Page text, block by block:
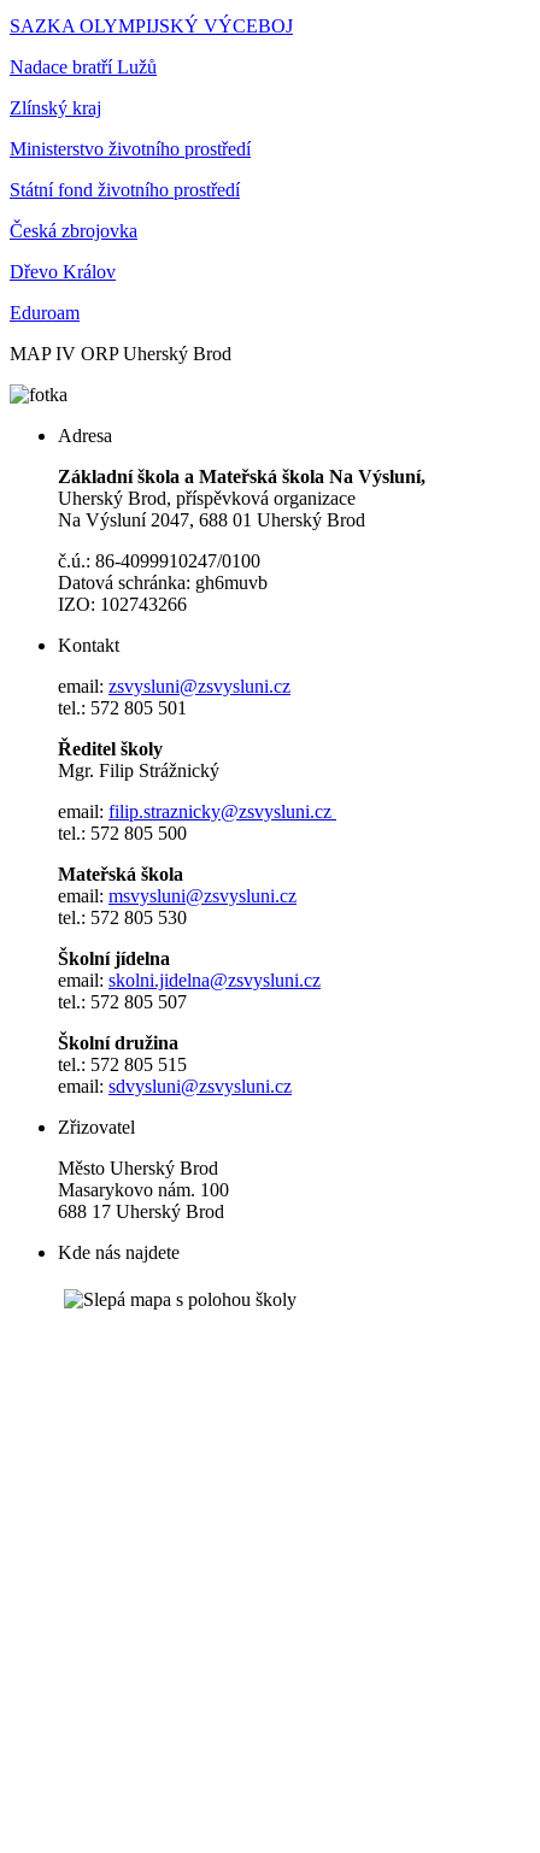
SAZKA OLYMPIJSKÝ VÝCEBOJ
Nadace bratří Lužů
Zlínský kraj
Ministerstvo životního prostředí
Státní fond životního prostředí
Česká zbrojovka
Dřevo Králov
Eduroam
MAP IV ORP Uherský Brod
Adresa
Základní škola a Mateřská škola Na Výsluní,
Uherský Brod, příspěvková organizace
Na Výsluní 2047, 688 01 Uherský Brod
č.ú.: 86-4099910247/0100
Datová schránka: gh6muvb
IZO: 102743266
Kontakt
email: zsvysluni@zsvysluni.cz
tel.: 572 805 501
Ředitel školy
Mgr. Filip Strážnický
email: filip.straznicky@zsvysluni.cz
tel.: 572 805 500
Mateřská škola
email: msvysluni@zsvysluni.cz
tel.: 572 805 530
Školní jídelna
email: skolni.jidelna@zsvysluni.cz
tel.: 572 805 507
Školní družina
tel.: 572 805 515
email: sdvysluni@zsvysluni.cz
Zřizovatel
Město Uherský Brod
Masarykovo nám. 100
688 17 Uherský Brod
Kde nás najdete